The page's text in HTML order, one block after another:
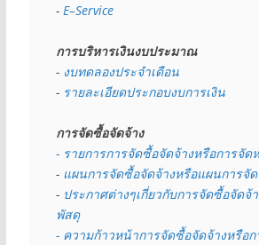
- E–Service
การบริหารเงินงบประมาณ
- งบทดลองประจำเดือน
- รายละเอียดประกอบงบการเงิน
การจัดซื้อจัดจ้าง
- รายการการจัดซื้อจัดจ้างหรือการจัด
- แผนการจัดซื้อจัดจ้างหรือแผนการจั
- ประกาศต่างๆเกี่ยวกับการจัดซื้อจัดจ้
พัสดุ
- ความก้าวหน้าการจัดซื้อจัดจ้างหรือ